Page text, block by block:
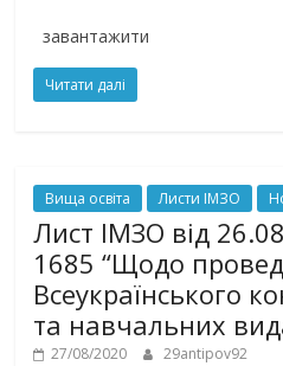
завантажити
Читати далі
Вища освіта Листи ІМЗО
Лист ІМЗО від
1685 “Щодо
Всеукраїнського
та навчальних
27/08/2020 29antipov92